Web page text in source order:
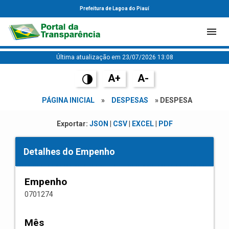
Prefeitura de Lagoa do Piauí
Última atualização em 23/07/2026 13:08
A+ A-
PÁGINA INICIAL » DESPESAS » DESPESA
Exportar: JSON CSV| EXCEL| PDF
Detalhes do Empenho
Empenho
0701274
Mês